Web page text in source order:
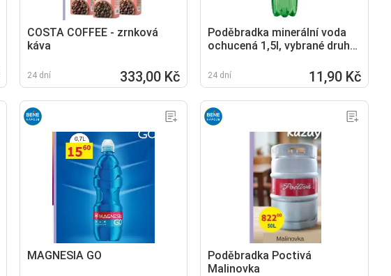
COSTA COFFEE - zrnková
káva
24 dní 333,00 Kč
Poděbradka minerální voda
ochucená 1,5l, vybrané druhy
24 dní 11,90 Kč
MAGNESIA GO
Poděbradka Poctivá
Malinovka